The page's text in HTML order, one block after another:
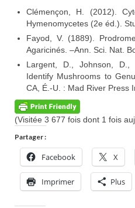
Clémençon, H. (2012).
Hymenomycetes (2e éd.).
Fayod, V. (1889).
Agaricinés. –Ann. Sci. Nat.
Largent, D., Johnson,
Identify Mushrooms to
CA, É.-U. : Mad River Press
(Visitée 3 677 fois dont 1 fois
Partager :
Facebook X
Imprimer Plus